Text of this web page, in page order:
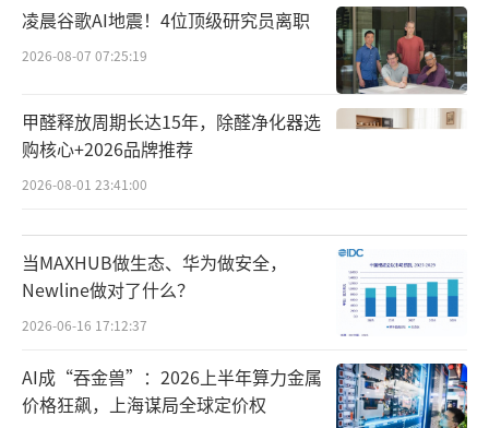
凌晨谷歌AI地震！4位顶级研究员离职
2026-08-07 07:25:19
甲醛释放周期长达15年，除醛净化器选
购核心+2026品牌推荐
2026-08-01 23:41:00
当MAXHUB做生态、华为做安全，
Newline做对了什么？
2026-06-16 17:12:37
AI成“吞金兽”：2026上半年算力金属
价格狂飙，上海谋局全球定价权